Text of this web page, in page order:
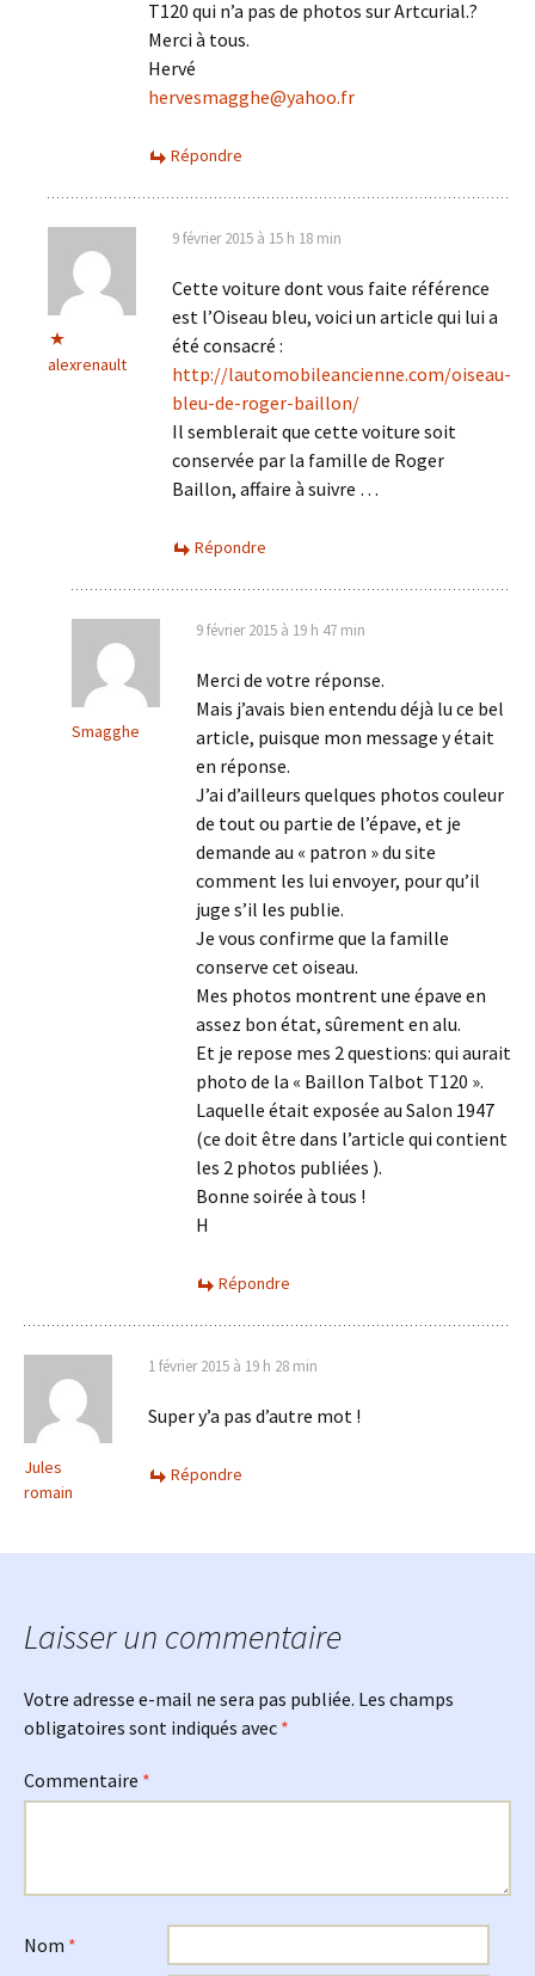
T120 qui n’a pas de photos sur Artcurial.?
Merci à tous.
Hervé
hervesmagghe@yahoo.fr
Répondre
alexrenault
9 février 2015 à 15 h 18 min
Cette voiture dont vous faite référence
est l’Oiseau bleu, voici un article qui lui a
été consacré :
http://lautomobileancienne.com/oiseau-
bleu-de-roger-baillon/
Il semblerait que cette voiture soit
conservée par la famille de Roger
Baillon, affaire à suivre …
Répondre
Smagghe
9 février 2015 à 19 h 47 min
Merci de votre réponse.
Mais j’avais bien entendu déjà lu ce bel
article, puisque mon message y était
en réponse.
J’ai d’ailleurs quelques photos couleur
de tout ou partie de l’épave, et je
demande au « patron » du site
comment les lui envoyer, pour qu’il
juge s’il les publie.
Je vous confirme que la famille
conserve cet oiseau.
Mes photos montrent une épave en
assez bon état, sûrement en alu.
Et je repose mes 2 questions: qui aurait
photo de la « Baillon Talbot T120 ».
Laquelle était exposée au Salon 1947
(ce doit être dans l’article qui contient
les 2 photos publiées ).
Bonne soirée à tous !
H
Répondre
Jules
romain
1 février 2015 à 19 h 28 min
Super y’a pas d’autre mot !
Répondre
Laisser un commentaire
Votre adresse e-mail ne sera pas publiée. Les champs
obligatoires sont indiqués avec *
Commentaire *
Nom *